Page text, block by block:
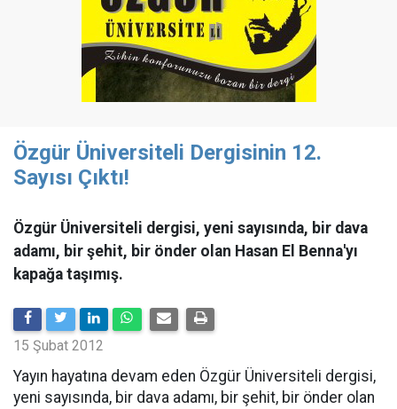
Özgür Üniversiteli Dergisinin 12.
Sayısı Çıktı!
Özgür Üniversiteli dergisi, yeni sayısında, bir dava
adamı, bir şehit, bir önder olan Hasan El Benna'yı
kapağa taşımış.
15 Şubat 2012
Yayın hayatına devam eden Özgür Üniversiteli dergisi,
yeni sayısında, bir dava adamı, bir şehit, bir önder olan